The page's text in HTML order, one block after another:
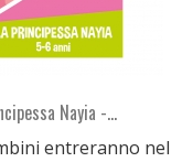
Nayia -...
entreranno nel